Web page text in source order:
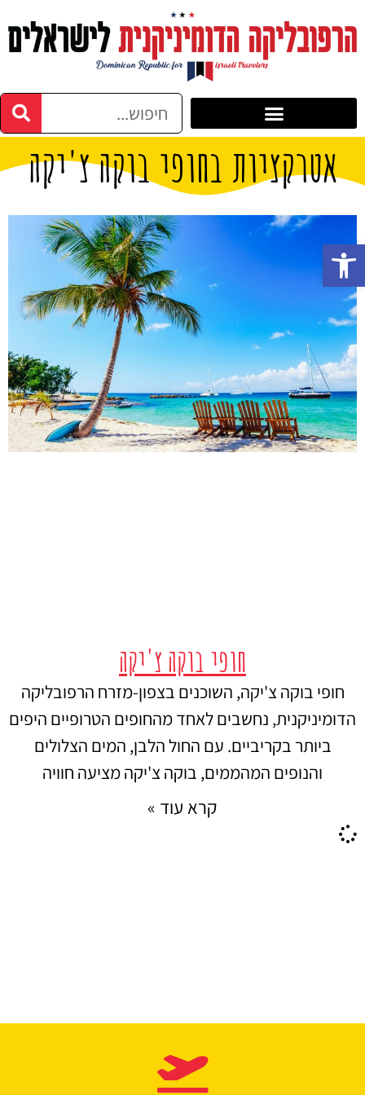
אטרקציות בחופי בוקה צ'יקה
חופי בוקה צ'יקה
חופי בוקה צ'יקה, השוכנים בצפון-מזרח הרפובליקה
הדומיניקנית, נחשבים לאחד מהחופים הטרופיים היפים
ביותר בקריביים. עם החול הלבן, המים הצלולים
והנופים המהממים, בוקה צ'יקה מציעה חוויה
קרא עוד »
פתח סרגל נגישות